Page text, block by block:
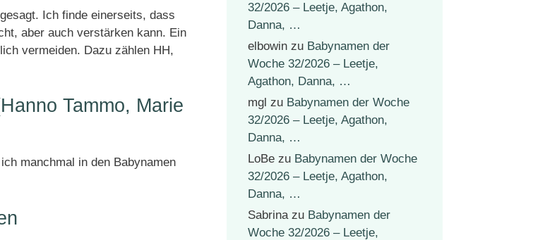
Ich finde einerseits, dass
aber auch verstärken kann. Ein
vermeiden. Dazu zählen HH,
Tammo, Marie
manchmal in den Babynamen
32/2026 – Leetje, Agathon,
Danna, …
elbowin zu Babynamen der
Woche 32/2026 – Leetje,
Agathon, Danna, …
mgl zu Babynamen der Woche
32/2026 – Leetje, Agathon,
Danna, …
LoBe zu Babynamen der Woche
32/2026 – Leetje, Agathon,
Danna, …
Sabrinazu Babynamen der
Woche 32/2026 – Leetje,